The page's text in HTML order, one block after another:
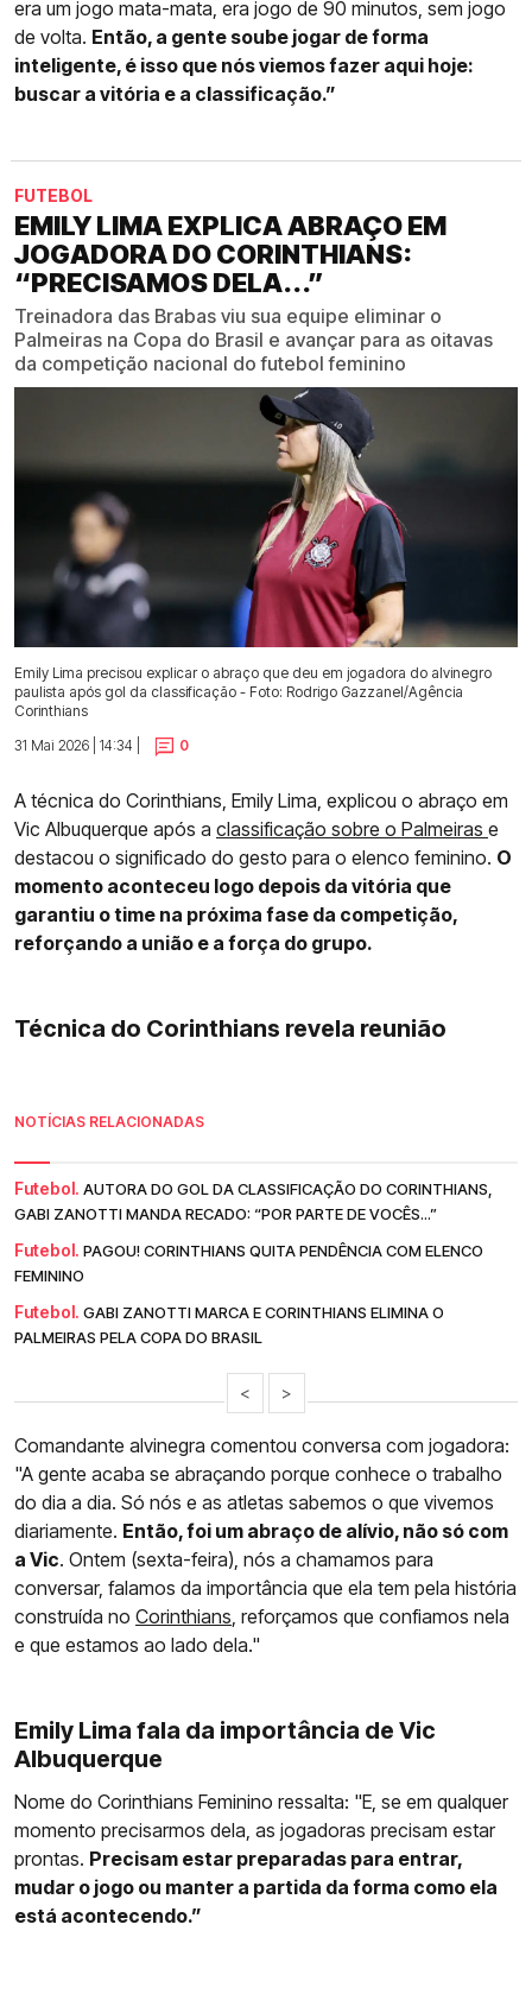
era um jogo mata-mata, era jogo de 90 minutos, sem jogo
de volta. Então, a gente soube jogar de forma
inteligente, é isso que nós viemos fazer aqui hoje:
buscar a vitória e a classificação.”
FUTEBOL
EMILY LIMA EXPLICA ABRAÇO EM
JOGADORA DO CORINTHIANS:
“PRECISAMOS DELA...”
Treinadora das Brabas viu sua equipe eliminar o
Palmeiras na Copa do Brasil e avançar para as oitavas
da competição nacional do futebol feminino
Emily Lima precisou explicar o abraço que deu em jogadora do alvinegro
paulista após gol da classificação - Foto: Rodrigo Gazzanel/Agência
Corinthians
31 Mai 2026 | 14:34 |
0
A técnica do Corinthians, Emily Lima, explicou o abraço em
Vic Albuquerque após a classificação sobre o Palmeiras e
destacou o significado do gesto para o elenco feminino. O
momento aconteceu logo depois da vitória que
garantiu o time na próxima fase da competição,
reforçando a união e a força do grupo.
Técnica do Corinthians revela reunião
NOTÍCIAS RELACIONADAS
Futebol. AUTORA DO GOL DA CLASSIFICAÇÃO DO CORINTHIANS,
GABI ZANOTTI MANDA RECADO: “POR PARTE DE VOCÊS...”
Futebol. PAGOU! CORINTHIANS QUITA PENDÊNCIA COM ELENCO
FEMININO
Futebol. GABI ZANOTTI MARCA E CORINTHIANS ELIMINA O
PALMEIRAS PELA COPA DO BRASIL
< >
Comandante alvinegra comentou conversa com jogadora:
"A gente acaba se abraçando porque conhece o trabalho
do dia a dia. Só nós e as atletas sabemos o que vivemos
diariamente. Então, foi um abraço de alívio, não só com
a Vic. Ontem (sexta-feira), nós a chamamos para
conversar, falamos da importância que ela tem pela história
construída no Corinthians , reforçamos que confiamos nela
e que estamos ao lado dela."
Emily Lima fala da importância de Vic
Albuquerque
Nome do Corinthians Feminino ressalta: "E, se em qualquer
momento precisarmos dela, as jogadoras precisam estar
prontas. Precisam estar preparadas para entrar,
mudar o jogo ou manter a partida da forma como ela
está acontecendo.”